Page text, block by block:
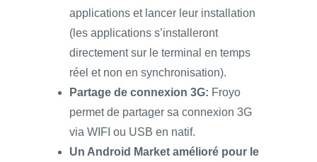
applications et lancer leur installation
(les applications s’installeront
directement sur le terminal en temps
réel et non en synchronisation).
Partage de connexion 3G: Froyo
permet de partager sa connexion 3G
via WIFI ou USB en natif.
Un Android Market amélioré pour le